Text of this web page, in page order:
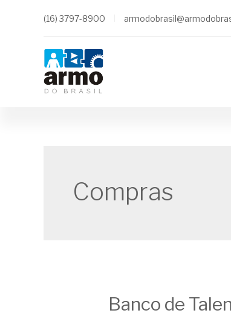
(16) 3797-8900
Compras
Banco de